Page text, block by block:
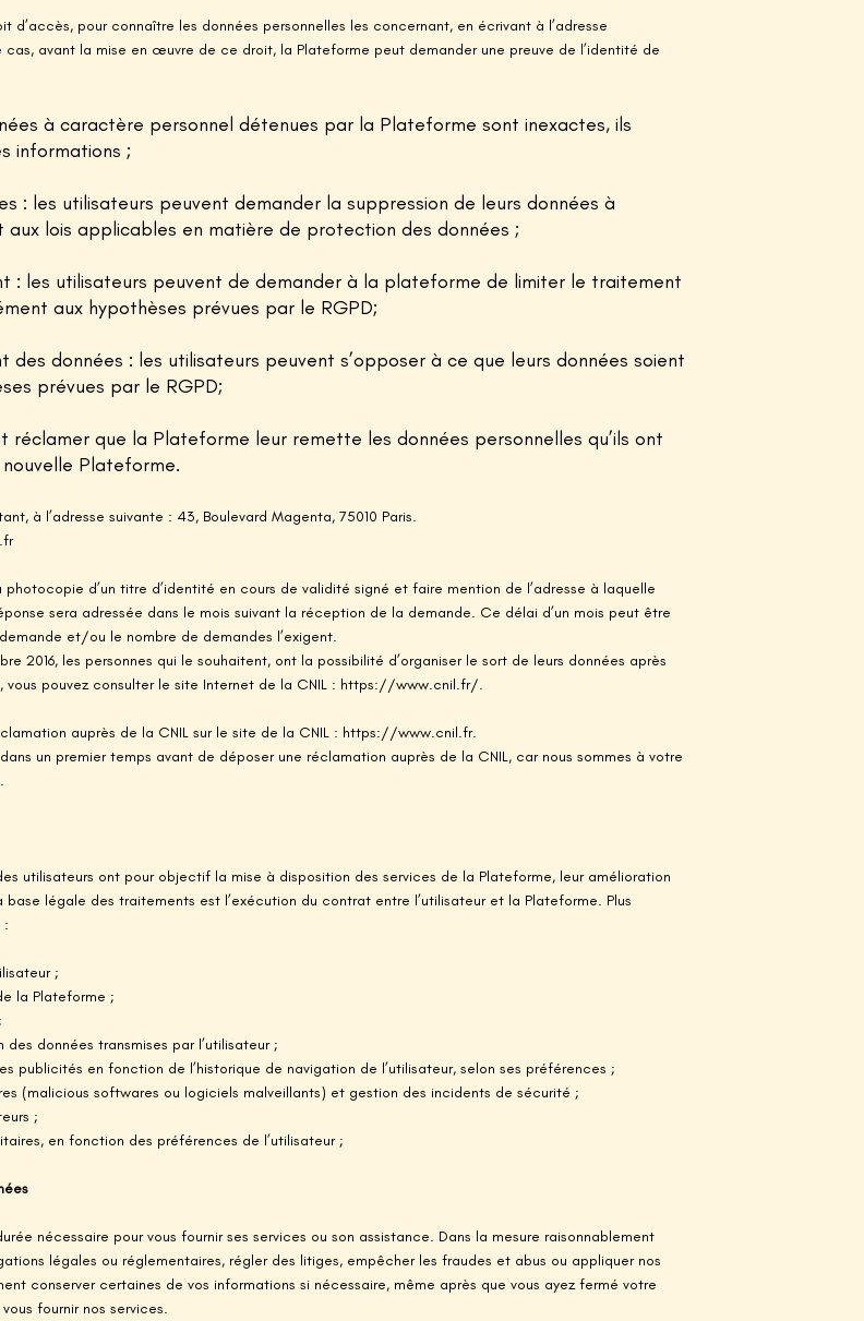
d’accès, pour connaître les données personnelles les concernant, en écrivant à l’adresse
avant la mise en œuvre de ce droit, la Plateforme peut demander une preuve de l’identité de
à caractère personnel détenues par la Plateforme sont inexactes, ils
informations ;
: les utilisateurs peuvent demander la suppression de leurs données à
lois applicables en matière de protection des données ;
: les utilisateurs peuvent de demander à la plateforme de limiter le traitement
aux hypothèses prévues par le RGPD;
des données : les utilisateurs peuvent s’opposer à ce que leurs données soient
prévues par le RGPD;
que la Plateforme leur remette les données personnelles qu’ils ont
Plateforme.
à l’adresse suivante : 43, Boulevard Magenta, 75010 Paris.
d’un titre d’identité en cours de validité signé et faire mention de l’adresse à laquelle
sera adressée dans le mois suivant la réception de la demande. Ce délai d’un mois peut être
et/ou le nombre de demandes l’exigent.
2016, les personnes qui le souhaitent, ont la possibilité d’organiser le sort de leurs données après
vous pouvez consulter le site Internet de la CNIL : https://www.cnil.fr/.
auprès de la CNIL sur le site de la CNIL : https://www.cnil.fr.
un premier temps avant de déposer une réclamation auprès de la CNIL, car nous sommes à votre
utilisateurs ont pour objectif la mise à disposition des services de la Plateforme, leur amélioration
base légale des traitements est l’exécution du contrat entre l’utilisateur et la Plateforme. Plus
:
;
la Plateforme ;
données transmises par l’utilisateur ;
publicités en fonction de l’historique de navigation de l’utilisateur, selon ses préférences ;
(malicious softwares ou logiciels malveillants) et gestion des incidents de sécurité ;
;
en fonction des préférences de l’utilisateur ;
nécessaire pour vous fournir ses services ou son assistance. Dans la mesure raisonnablement
légales ou réglementaires, régler des litiges, empêcher les fraudes et abus ou appliquer nos
conserver certaines de vos informations si nécessaire, même après que vous ayez fermé votre
fournir nos services.